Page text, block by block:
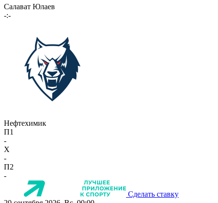
Салават Юлаев
-:-
Нефтехимик
П1
-
X
-
П2
-
Сделать ставку